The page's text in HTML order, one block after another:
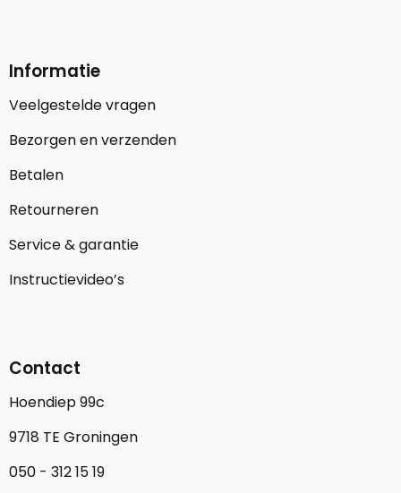
Informatie
Veelgestelde vragen
Bezorgen en verzenden
Betalen
Retourneren
Service & garantie
Instructievideo’s
Contact
Hoendiep 99c
9718 TE Groningen
050 - 312 15 19